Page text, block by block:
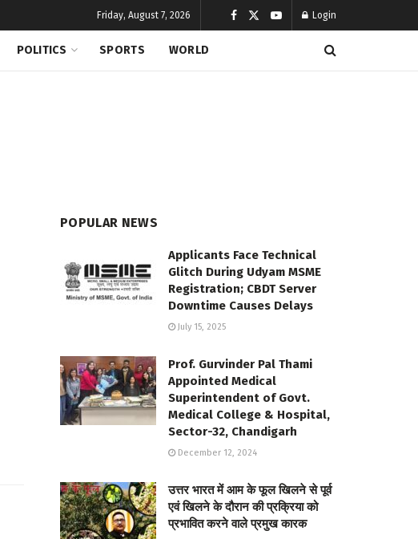
Friday, August 7, 2026 Login
POLITICS SPORTS WORLD
POPULAR NEWS
Applicants Face Technical
Glitch During Udyam MSME
Registration; CBDT Server
Downtime Causes Delays
July 15, 2025
Prof. Gurvinder Pal Thami
Appointed Medical
Superintendent of Govt.
Medical College & Hospital,
Sector-32, Chandigarh
December 12, 2024
उत्तर भारत में आम के फूल खिलने से पूर्व
एवं खिलने के दौरान की प्रक्रिया को
प्रभावित करने वाले प्रमुख कारक